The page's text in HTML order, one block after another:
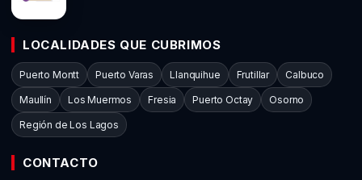
LOCALIDADES QUE CUBRIMOS
Puerto Montt Puerto Varas Llanquihue Frutillar Calbuco
Maullín Los Muermos Fresia Puerto Octay Osorno
Región de Los Lagos
CONTACTO